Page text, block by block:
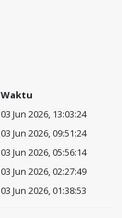
Waktu
03 Jun 2026, 13:03:24
03 Jun 2026, 09:51:24
03 Jun 2026, 05:56:14
03 Jun 2026, 02:27:49
03 Jun 2026, 01:38:53